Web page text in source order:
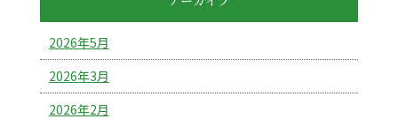
2026年5月
2026年3月
2026年2月